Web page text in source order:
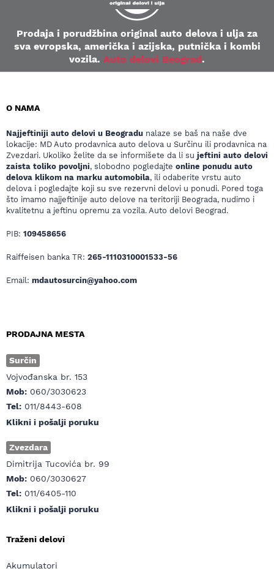
Prodaja i porudžbina original auto delova i ulja za
sva evropska, američka i azijska, putnička i kombi
vozila. Auto delovi Beograd.
O NAMA
Najjeftiniji auto delovi u Beogradu nalaze se baš na naše dve
lokacije: MD Auto prodavnica auto delova u Surčinu ili prodavnica na
Zvezdari. Ukoliko želite da se informišete da li su jeftini auto delovi
zaista toliko povoljni, slobodno pogledajte online ponudu auto
delova klikom na marku automobila, ili odaberite vrstu auto
delova i pogledajte koji su sve rezervni delovi u ponudi. Pored toga
što imamo najjeftinije auto delove na teritoriji Beograda, nudimo i
kvalitetnu a jeftinu opremu za vozila. Auto delovi Beograd.
PIB: 109458656
Raiffeisen banka TR: 265-1110310001533-56
Email: mdautosurcin@yahoo.com
PRODAJNA MESTA
Surčin
Vojvođanska br. 153
Mob: 060/3030623
Tel: 011/8443-608
Klikni i pošalji poruku
Zvezdara
Dimitrija Tucovića br. 99
Mob: 060/3030627
Tel: 011/6405-110
Klikni i pošalji poruku
Traženi delovi
Akumulatori